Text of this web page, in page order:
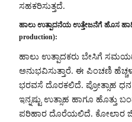
ಸಹಕರಿಸುತ್ತದೆ.
ಹಾಲು ಉತ್ಪಾದನೆಯ ಉತ್ತೇಜನೆಗೆ ಹೊಸ
production):
ಹಾಲು ಉತ್ಪಾದಕರು ಬೇಸಿಗೆ
ಅನುಭವಿಸುತ್ತಾರೆ. ಈ ಪಿಂಚಣಿ
ಭರವಸೆ ದೊರಕಲಿದೆ. ಪ್ರೋತ್ಸಾಹ
ಇನ್ನಷ್ಟು ಉತ್ಸಾಹ ಹಾಗೂ
ಪರಿಹಾರ ದೊರೆಯಲಿದೆ. ಕೋಲಾರ